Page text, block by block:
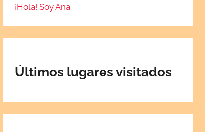
¡Hola! Soy Ana
Últimos lugares visitados